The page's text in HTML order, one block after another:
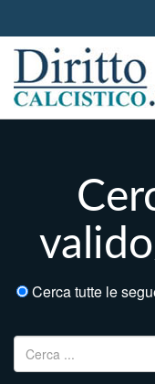
Cerca tutte le
Ricerca per: